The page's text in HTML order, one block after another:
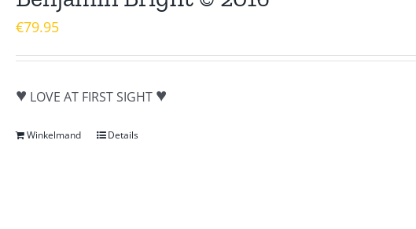
€79.95
♥ LOVE AT FIRST SIGHT ♥
Winkelmand Details